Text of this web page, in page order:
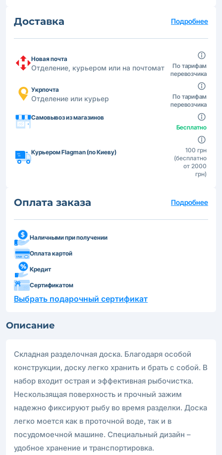
Доставка Подробнее
Новая почта
Отделение, курьером или на почтомат
По тарифам
перевозчика
Укрпочта
Отделение или курьер
По тарифам
перевозчика
Самовывоз из магазинов
Бесплатно
Курьером Flagman (по Киеву)
100 грн
(бесплатно
от 2000
грн)
Оплата заказа Подробнее
Наличными при получении
Оплата картой
Кредит
Сертификатом
Выбрать подарочный сертификат
Описание
Складная разделочная доска. Благодаря особой
конструкции, доску легко хранить и брать с собой. В
набор входит острая и эффективная рыбочистка.
Нескользящая поверхность и прочный зажим
надежно фиксируют рыбу во время разделки. Доска
легко моется как в проточной воде, так и в
посудомоечной машине. Специальный дизайн –
удобное хранение и транспортировка.